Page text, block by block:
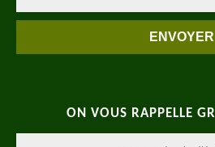
ON VOUS RAPPELLE